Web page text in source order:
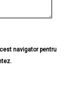
navigator pentru